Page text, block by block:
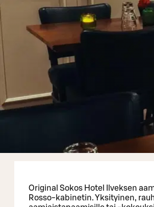
Original Sokos Hotel Ilveksen
Rosso-kabinetin. Yksityinen,